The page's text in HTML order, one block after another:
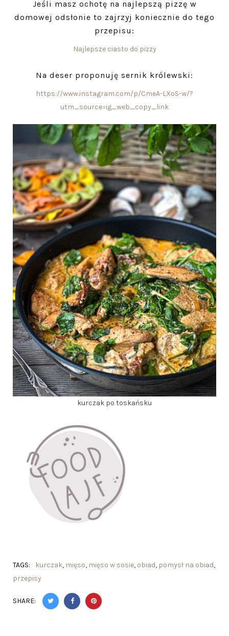
Jeśli masz ochotę na najlepszą pizzę w
domowej odsłonie to zajrzyj koniecznie do tego
przepisu:
Najlepsze ciasto do pizzy
Na deser proponuję sernik królewski:
https://www.instagram.com/p/CmeA-LXoS-w/?
utm_source=ig_web_copy_link
kurczak po toskańsku
TAGS: kurczak, mięso, mięso w sosie, obiad, pomysł na obiad,
przepisy
SHARE: